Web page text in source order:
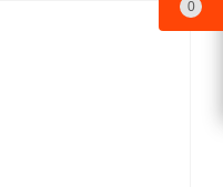
0